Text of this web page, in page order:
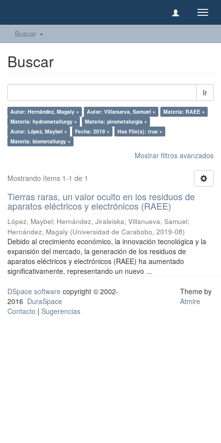
Buscar
Buscar
Ir
Autor: Hernández, Magaly × Autor: Villanueva, Samuel ×
Materia: RAEE ×
Materia: hydrometallurgy ×
Materia: pirometalurgia ×
Autor: López, Maybel ×
Fecha: 2019 ×
Has File(s): true ×
Materia: biometallurgy ×
Mostrar filtros avanzados
Mostrando ítems 1-1 de 1
Tierras raras, un valor oculto en los residuos de
aparatos eléctricos y electrónicos (RAEE)
López, Maybel; Hernández, Jiraleiska; Villanueva, Samuel;
Hernández, Magaly (Universidad de Carabobo, 2019-08)
Debido al crecimiento económico, la innovación tecnológica y la
expansión del mercado, la generación de los residuos de
aparatos eléctricos y electrónicos (RAEE) ha aumentado
significativamente, representando un nuevo ...
DSpace software copyright © 2002-
2016 DuraSpace
Contacto | Sugerencias
Theme by
Atmire